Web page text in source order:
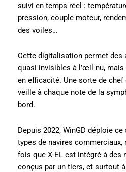
suivi en temps réel :
pression, couple moteur,
des voiles…
Cette digitalisation permet des
quasi invisibles à l’œil nu,
en efficacité. Une sorte de chef
veille à chaque note de la
bord.
Depuis 2022, WinGD déploie
types de navires commerciaux,
fois que X-EL est intégré à des
conçus par un tiers, et surtout